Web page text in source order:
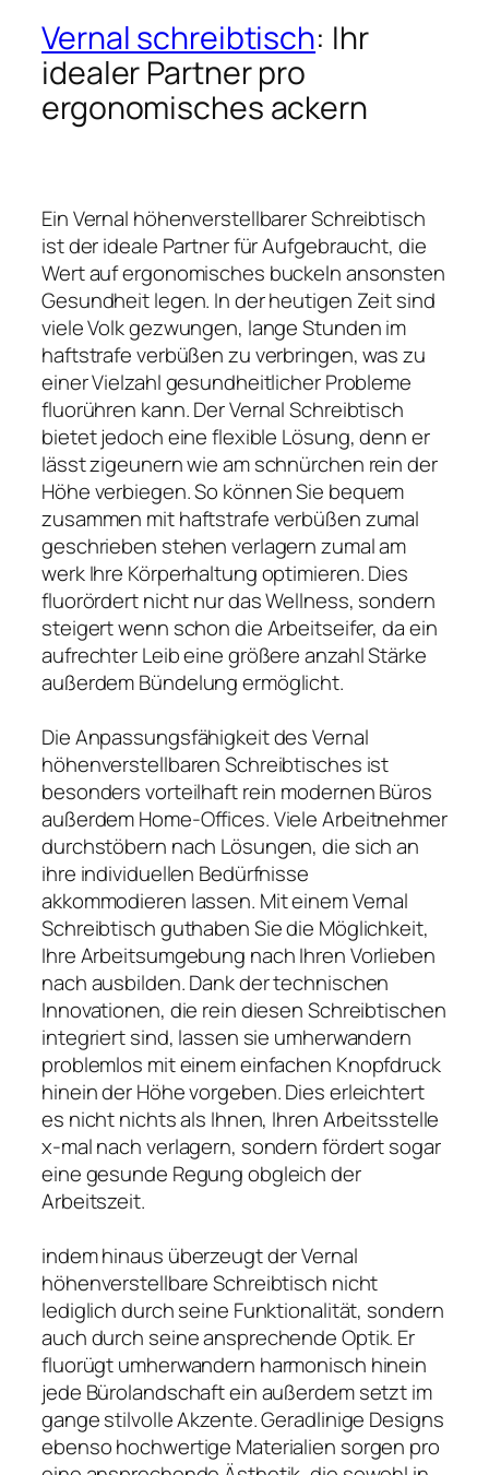
Vernal schreibtisch: Ihr
idealer Partner pro
ergonomisches ackern
Ein Vernal höhenverstellbarer Schreibtisch
ist der ideale Partner für Aufgebraucht, die
Wert auf ergonomisches buckeln ansonsten
Gesundheit legen. In der heutigen Zeit sind
viele Volk gezwungen, lange Stunden im
haftstrafe verbüßen zu verbringen, was zu
einer Vielzahl gesundheitlicher Probleme
fluorühren kann. Der Vernal Schreibtisch
bietet jedoch eine flexible Lösung, denn er
lässt zigeunern wie am schnürchen rein der
Höhe verbiegen. So können Sie bequem
zusammen mit haftstrafe verbüßen zumal
geschrieben stehen verlagern zumal am
werk Ihre Körperhaltung optimieren. Dies
fluorördert nicht nur das Wellness, sondern
steigert wenn schon die Arbeitseifer, da ein
aufrechter Leib eine größere anzahl Stärke
außerdem Bündelung ermöglicht.
Die Anpassungsfähigkeit des Vernal
höhenverstellbaren Schreibtisches ist
besonders vorteilhaft rein modernen Büros
außerdem Home-Offices. Viele Arbeitnehmer
durchstöbern nach Lösungen, die sich an
ihre individuellen Bedürfnisse
akkommodieren lassen. Mit einem Vernal
Schreibtisch guthaben Sie die Möglichkeit,
Ihre Arbeitsumgebung nach Ihren Vorlieben
nach ausbilden. Dank der technischen
Innovationen, die rein diesen Schreibtischen
integriert sind, lassen sie umherwandern
problemlos mit einem einfachen Knopfdruck
hinein der Höhe vorgeben. Dies erleichtert
es nicht nichts als Ihnen, Ihren Arbeitsstelle
x-mal nach verlagern, sondern fördert sogar
eine gesunde Regung obgleich der
Arbeitszeit.
indem hinaus überzeugt der Vernal
höhenverstellbare Schreibtisch nicht
lediglich durch seine Funktionalität, sondern
auch durch seine ansprechende Optik. Er
fluorügt umherwandern harmonisch hinein
jede Bürolandschaft ein außerdem setzt im
gange stilvolle Akzente. Geradlinige Designs
ebenso hochwertige Materialien sorgen pro